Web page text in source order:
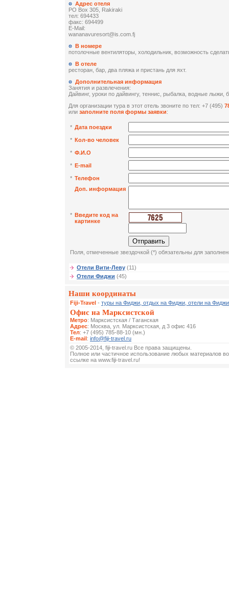
Адрес отеля
PO Box 305, Rakiraki
тел: 694433
факс: 694499
E-Mail:
wananavuresort@is.com.fj
В номере
потолочные вентиляторы, холодильник, возможность
В отеле
ресторан, бар, два пляжа и пристань для яхт.
Дополнительная информация
Занятия и развлечения:
Дайвинг, уроки по дайвингу, теннис, рыбалка, водные лыжи,
Для организации тура в этот отель звоните по тел: +7 (495)
или заполните поля формы заявки:
* Дата поездки
* Кол-во человек
* Ф.И.О
* E-mail
* Телефон
Доп. информация
* Введите код на
картинке
Поля, отмеченные звездочкой (*) обязательны для
Отели Вити-Леву (11)
Отели Фиджи (45)
Наши координаты
Fiji-Travel - туры на Фиджи, отдых на Фиджи, отели на
Офис на Марксистской
Метро: Марксистская / Таганская
Адрес: Москва, ул. Марксистская, д 3 офис 416
Тел: +7 (495) 785-88-10 (мн.)
E-mail: info@fiji-travel.ru
© 2005-2014, fiji-travel.ru Все права защищены.
Полное или частичное использование любых материалов
ссылке на www.fiji-travel.ru!